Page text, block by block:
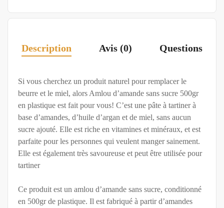
Description Avis (0) Questions
Si vous cherchez un produit naturel pour remplacer le
beurre et le miel, alors Amlou d’amande sans sucre 500gr
en plastique est fait pour vous! C’est une pâte à tartiner à
base d’amandes, d’huile d’argan et de miel, sans aucun
sucre ajouté. Elle est riche en vitamines et minéraux, et est
parfaite pour les personnes qui veulent manger sainement.
Elle est également très savoureuse et peut être utilisée pour
tartiner
Ce produit est un amlou d’amande sans sucre, conditionné
en 500gr de plastique. Il est fabriqué à partir d’amandes